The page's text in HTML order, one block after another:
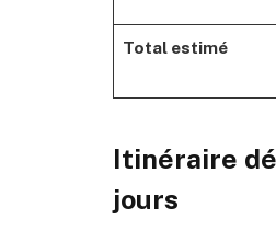
Total estimé
Itinéraire
jours